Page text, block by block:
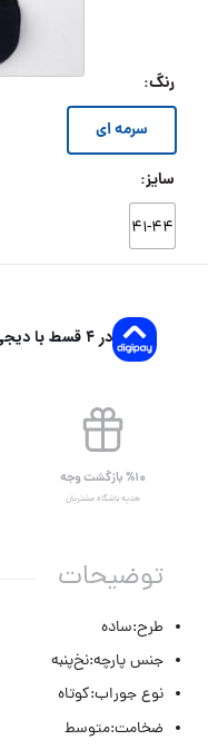
رنگ:
سرمه ای
سایز:
۴۱-۴۴
در ۴ قسط با دیجی‌پی
%۱۰ بازگشت وجه
هدیه باشگاه مشتریان
توضیحات
طرح:ساده
جنس پارچه:نخ‌پنبه
نوع جوراب:کوتاه
ضخامت:متوسط